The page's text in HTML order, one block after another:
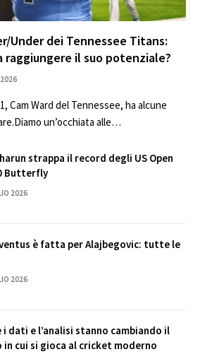
Under dei Tennessee Titans:
raggiungere il suo potenziale?
Cam Ward del Tennessee, ha alcune
un’occhiata alle…
strappa il record degli US Open
Butterfly
2026
è fatta per Alajbegovic: tutte le
2026
i dati e l’analisi stanno cambiando il
in cui si gioca al cricket moderno